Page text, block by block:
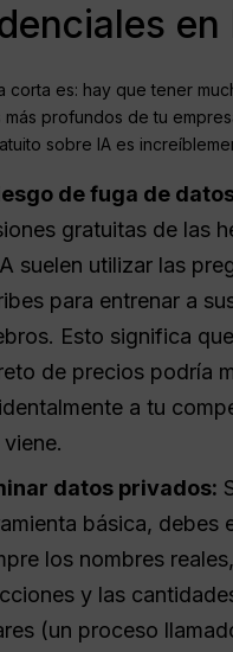
en
corta es: hay que tener
más profundos de tu
sobre IA es
de fuga de
gratuitas de las
suelen utilizar las
para entrenar a
Esto significa
de precios podría
a tu
datos privados:
básica, debes
los nombres
y las
(un proceso